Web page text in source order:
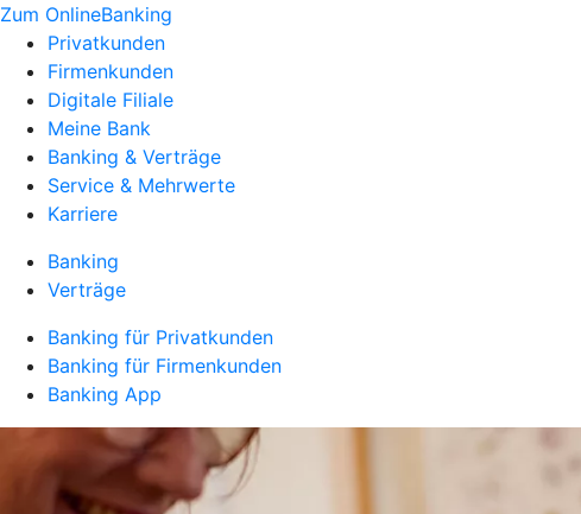
Zum OnlineBanking
Privatkunden
Firmenkunden
Digitale Filiale
Meine Bank
Banking & Verträge
Service & Mehrwerte
Karriere
Banking
Verträge
Banking für Privatkunden
Banking für Firmenkunden
Banking App